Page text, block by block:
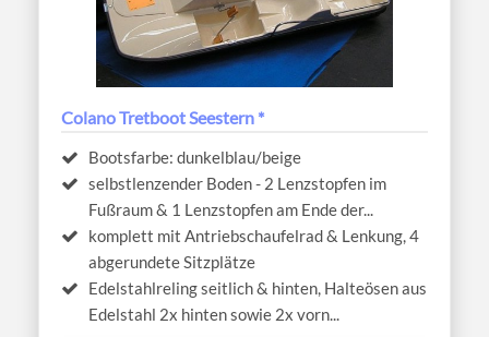
Colano Tretboot Seestern *
Bootsfarbe: dunkelblau/beige
selbstlenzender Boden - 2 Lenzstopfen im
Fußraum & 1 Lenzstopfen am Ende der...
komplett mit Antriebschaufelrad & Lenkung, 4
abgerundete Sitzplätze
Edelstahlreling seitlich & hinten, Halteösen aus
Edelstahl 2x hinten sowie 2x vorn...